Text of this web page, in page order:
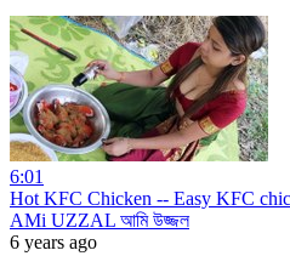
6:01
Hot KFC Chicken -- Easy KFC
AMi UZZAL আমি উজ্জল
6 years ago